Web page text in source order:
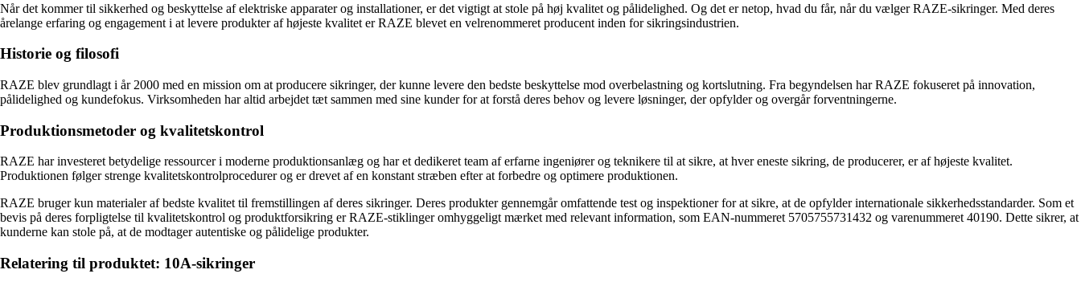
Når det kommer til sikkerhed og beskyttelse af elektriske apparater og installationer, er det vigtigt at stole på høj kvalitet og pålidelighed. Og det er netop, hvad du får, når du vælger RAZE-sikringer. Med deres
årelange erfaring og engagement i at levere produkter af højeste kvalitet er RAZE blevet en velrenommeret producent inden for sikringsindustrien.
Historie og filosofi
RAZE blev grundlagt i år 2000 med en mission om at producere sikringer, der kunne levere den bedste beskyttelse mod overbelastning og kortslutning. Fra begyndelsen har RAZE fokuseret på innovation,
pålidelighed og kundefokus. Virksomheden har altid arbejdet tæt sammen med sine kunder for at forstå deres behov og levere løsninger, der opfylder og overgår forventningerne.
Produktionsmetoder og kvalitetskontrol
RAZE har investeret betydelige ressourcer i moderne produktionsanlæg og har et dedikeret team af erfarne ingeniører og teknikere til at sikre, at hver eneste sikring, de producerer, er af højeste kvalitet.
Produktionen følger strenge kvalitetskontrolprocedurer og er drevet af en konstant stræben efter at forbedre og optimere produktionen.
RAZE bruger kun materialer af bedste kvalitet til fremstillingen af deres sikringer. Deres produkter gennemgår omfattende test og inspektioner for at sikre, at de opfylder internationale sikkerhedsstandarder. Som et
bevis på deres forpligtelse til kvalitetskontrol og produktforsikring er RAZE-stiklinger omhyggeligt mærket med relevant information, som EAN-nummeret 5705755731432 og varenummeret 40190. Dette sikrer, at
kunderne kan stole på, at de modtager autentiske og pålidelige produkter.
Relatering til produktet: 10A-sikringer